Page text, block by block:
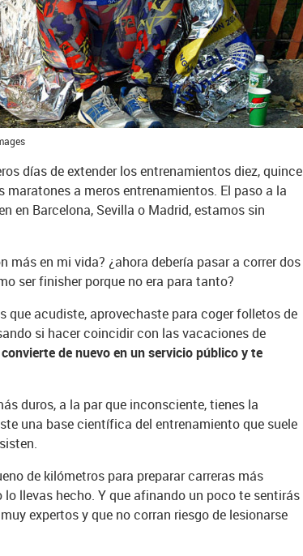
días de extender los entrenamientos diez, quince
a meros entrenamientos. El paso a la
en Barcelona, Sevilla o Madrid, estamos sin
en mi vida? ¿ahora debería pasar a correr dos
ser finisher porque no era para tanto?
que acudiste, aprovechaste para coger folletos de
si hacer coincidir con las vacaciones de
de nuevo en un servicio público y te
duros, a la par que inconsciente, tienes la
una base científica del entrenamiento que suele
de kilómetros para preparar carreras más
llevas hecho. Y que afinando un poco te sentirás
expertos y que no corran riesgo de lesionarse